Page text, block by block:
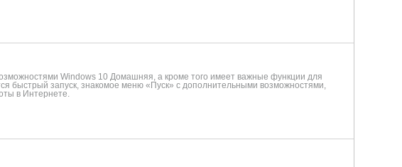
Windows 10 Домашняя, а кроме того имеет важные функции для
быстрый запуск, знакомое меню «Пуск» с дополнительными возможностями,
в Интернете.